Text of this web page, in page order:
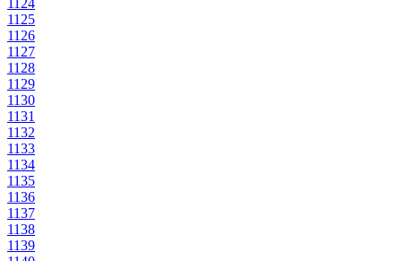
1125
1126
1127
1128
1129
1130
1131
1132
1133
1134
1135
1136
1137
1138
1139